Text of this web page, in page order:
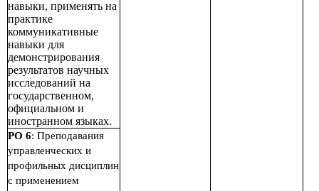
навыки, применять на
практике
коммуникативные
навыки для
демонстрирования
результатов научных
исследований на
государственном,
официальном и
иностранном языках.
РО 6: Преподавания
управленческих и
профильных дисциплин
с применением